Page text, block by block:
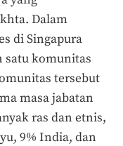
Dalam
di Singapura
satu komunitas
tersebut
masa jabatan
ras dan etnis,
9% India, dan